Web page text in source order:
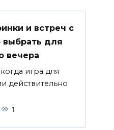
и встреч с
выбрать для
вечера
игра для
действительно
1